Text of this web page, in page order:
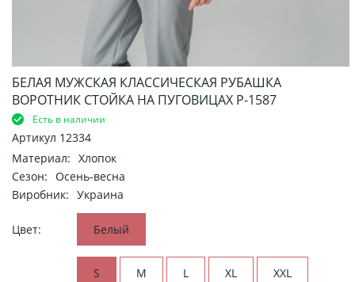
БЕЛАЯ МУЖСКАЯ КЛАССИЧЕСКАЯ РУБАШКА
ВОРОТНИК СТОЙКА НА ПУГОВИЦАХ Р-1587
Есть в наличии
Артикул 12334
Материал: Хлопок
Сезон: Осень-весна
Виробник: Украина
Цвет: Белый
S M L XL XXL